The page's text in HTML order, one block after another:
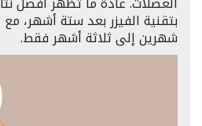
بتقنية الفيزر بعد ستة أشهر،
شهرين إلى ثلاثة أشهر فقط.